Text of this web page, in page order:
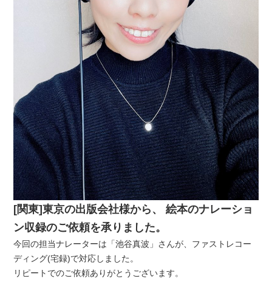
[関東]東京の出版会社様から、 絵本のナレーショ
ン収録のご依頼を承りました。
今回の担当ナレーターは「池谷真波」さんが、ファストレコー
ディング(宅録)で対応しました。
リピートでのご依頼ありがとうございます。